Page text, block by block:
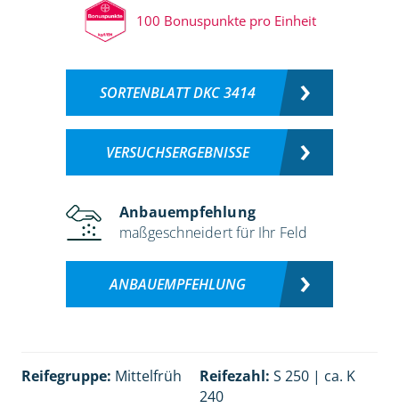
100 Bonuspunkte pro Einheit
SORTENBLATT DKC 3414
VERSUCHSERGEBNISSE
Anbauempfehlung
maßgeschneidert für Ihr Feld
ANBAUEMPFEHLUNG
Reifegruppe: Mittelfrüh Reifezahl: S 250 | ca. K
240